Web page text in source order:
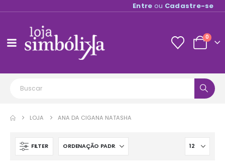
Entre ou Cadastre-se
0
LOJA ANA DA CIGANA NATASHA
FILTER